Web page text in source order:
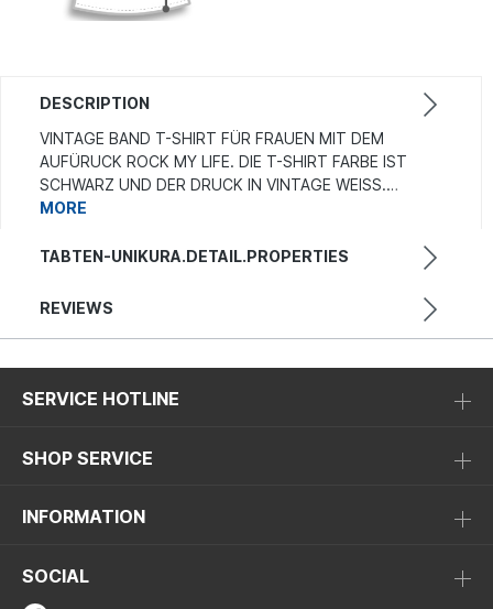
DESCRIPTION
VINTAGE BAND T-SHIRT FÜR FRAUEN MIT DEM
AUFÜRUCK ROCK MY LIFE. DIE T-SHIRT FARBE IST
SCHWARZ UND DER DRUCK IN VINTAGE WEISS.…
MORE
TABTEN-UNIKURA.DETAIL.PROPERTIES
REVIEWS
SERVICE HOTLINE
SHOP SERVICE
INFORMATION
SOCIAL